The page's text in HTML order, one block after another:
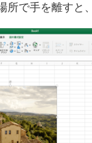
所で手を離すと